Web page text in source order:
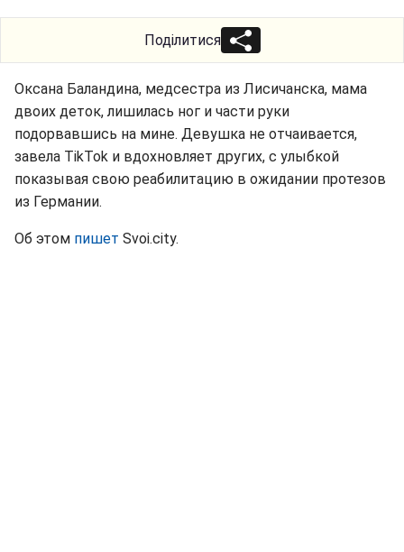
Поділитися
Оксана Баландина, медсестра из Лисичанска, мама
двоих деток, лишилась ног и части руки
подорвавшись на мине. Девушка не отчаивается,
завела TikTok и вдохновляет других, с улыбкой
показывая свою реабилитацию в ожидании протезов
из Германии.
Об этом пишет Svoi.city.